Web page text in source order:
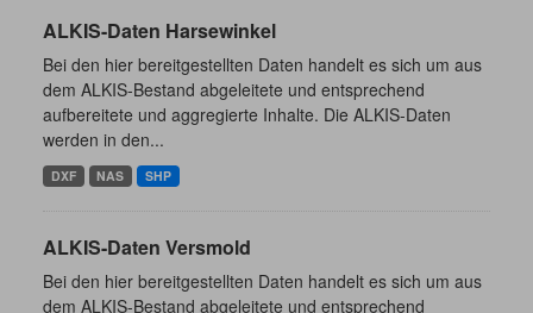
ALKIS-Daten Harsewinkel
Bei den hier bereitgestellten Daten handelt es sich um aus
dem ALKIS-Bestand abgeleitete und entsprechend
aufbereitete und aggregierte Inhalte. Die ALKIS-Daten
werden in den...
DXF NAS SHP
ALKIS-Daten Versmold
Bei den hier bereitgestellten Daten handelt es sich um aus
dem ALKIS-Bestand abgeleitete und entsprechend